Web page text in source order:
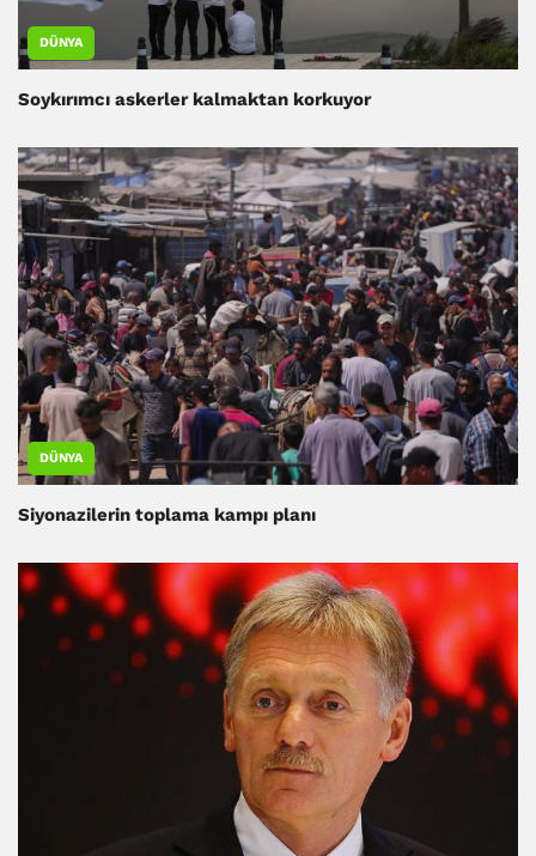
DÜNYA
Soykırımcı askerler kalmaktan korkuyor
DÜNYA
Siyonazilerin toplama kampı planı